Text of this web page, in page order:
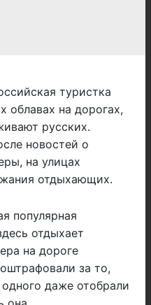
туристка
облавах на дорогах,
русских.
новостей о
на улицах
отдыхающих.
популярная
отдыхает
на дороге
за то,
даже отобрали